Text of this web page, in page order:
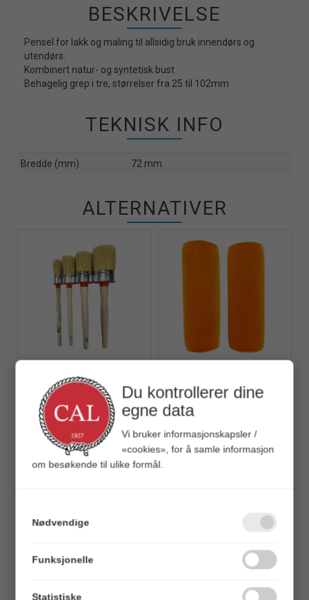
BESKRIVELSE
Pensel for lakk og maling til allsidig bruk innendørs og
utendørs.
Kombinert natur- og syntetisk bust
Behagelig grep i tre, størrelser fra 25 til 102mm
TEKNISK INFO
Bredde (mm) 72 mm
ALTERNATIVER
Vorel Malerkost
Rund - 20-50 mm
Veil. 31,00
100 mm - Skum
Du kontrollerer dine
egne data
Vi bruker informasjonskapsler /
«cookies», for å samle informasjon
om besøkende til ulike formål.
Nødvendige
Funksjonelle
Statistiske